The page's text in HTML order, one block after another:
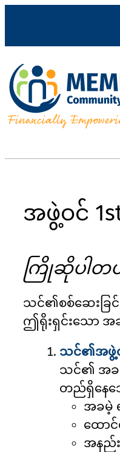
ကျော်သွား
ပါ
အဖွဲ့ဝင်
ကြိုဆိုပါ
သင်၏စစ်ဆေးခြင်
ဤရိုးရှင်းသော အ
သင်၏အဖွဲ့ဝင်
သင်၏ အခ
တည်ရှိနေသ
အခမဲ့
ထောင်
အနည်